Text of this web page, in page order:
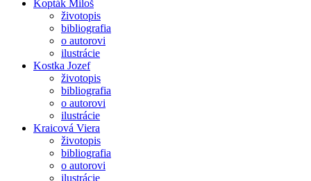
Kopták Miloš
životopis
bibliografia
o autorovi
ilustrácie
Kostka Jozef
životopis
bibliografia
o autorovi
ilustrácie
Kraicová Viera
životopis
bibliografia
o autorovi
ilustrácie